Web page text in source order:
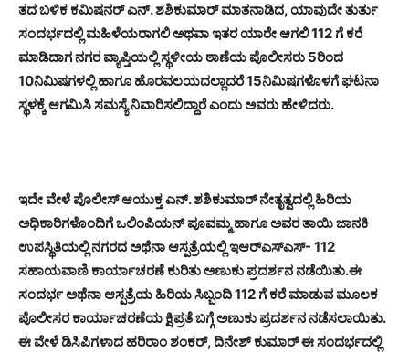
ತದ ಬಳಿಕ ಕಮಿಷನರ್ ಎನ್. ಶಶಿಕುಮಾರ್ ಮಾತನಾಡಿದ, ಯಾವುದೇ ತುರ್ತು
ಸಂದರ್ಭದಲ್ಲಿ ಮಹಿಳೆಯರಾಗಲಿ ಅಥವಾ ಇತರ ಯಾರೇ ಆಗಲಿ 112 ಗೆ ಕರೆ
ಮಾಡಿದಾಗ ನಗರ ವ್ಯಾಪ್ತಿಯಲ್ಲಿ ಸ್ಥಳೀಯ ಠಾಣೆಯ ಪೊಲೀಸರು 5ರಿಂದ
10ನಿಮಿಷಗಳಲ್ಲಿ ಹಾಗೂ ಹೊರವಲಯದಲ್ಲಾದರೆ 15ನಿಮಿಷಗಳೊಳಗೆ ಘಟನಾ
ಸ್ಥಳಕ್ಕೆ ಆಗಮಿಸಿ ಸಮಸ್ಯೆ ನಿವಾರಿಸಲಿದ್ದಾರೆ ಎಂದು ಅವರು ಹೇಳಿದರು.
ಇದೇ ವೇಳೆ ಪೊಲೀಸ್ ಆಯುಕ್ತ ಎನ್. ಶಶಿಕುಮಾರ್ ನೇತೃತ್ವದಲ್ಲಿ ಹಿರಿಯ
ಅಧಿಕಾರಿಗಳೊಂದಿಗೆ ಒಲಿಂಪಿಯನ್ ಪೂವಮ್ಮ ಹಾಗೂ ಅವರ ತಾಯಿ ಜಾನಕಿ
ಉಪಸ್ಥಿತಿಯಲ್ಲಿ ನಗರದ ಅಥೆನಾ ಆಸ್ಪತ್ರೆಯಲ್ಲಿ ಇಆರ್‌ಎಸ್‌ಎಸ್- 112
ಸಹಾಯವಾಣಿ ಕಾರ್ಯಾಚರಣೆ ಕುರಿತು ಅಣುಕು ಪ್ರದರ್ಶನ ನಡೆಯಿತು.ಈ
ಸಂದರ್ಭ ಅಥೆನಾ ಆಸ್ಪತ್ರೆಯ ಹಿರಿಯ ಸಿಬ್ಬಂದಿ 112 ಗೆ ಕರೆ ಮಾಡುವ ಮೂಲಕ
ಪೊಲೀಸರ ಕಾರ್ಯಾಚರಣೆಯ ಕ್ಷಿಪ್ರತೆ ಬಗ್ಗೆ ಅಣುಕು ಪ್ರದರ್ಶನ ನಡೆಸಲಾಯಿತು.
ಈ ವೇಳೆ ಡಿಸಿಪಿಗಳಾದ ಹರಿರಾಂ ಶಂಕರ್, ದಿನೇಶ್ ಕುಮಾರ್ ಈ ಸಂದರ್ಭದಲ್ಲಿ